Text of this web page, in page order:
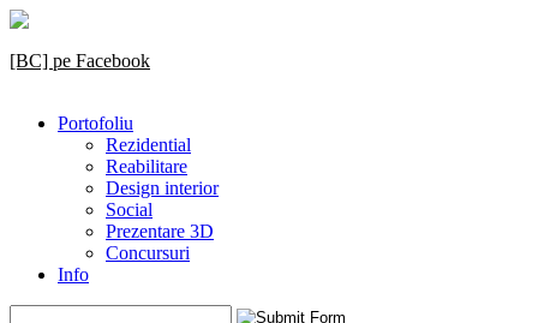
[BC] pe Facebook
Portofoliu
Rezidential
Reabilitare
Design interior
Social
Prezentare 3D
Concursuri
Info